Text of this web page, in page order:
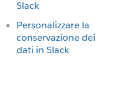
Slack
Personalizzare la
conservazione dei
dati in Slack